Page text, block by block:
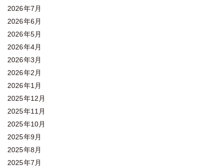
2026年7月
2026年6月
2026年5月
2026年4月
2026年3月
2026年2月
2026年1月
2025年12月
2025年11月
2025年10月
2025年9月
2025年8月
2025年7月